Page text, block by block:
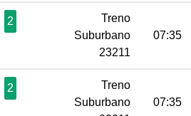
2
Treno
Suburbano
23211
07:35
2
Treno
Suburbano
07:35